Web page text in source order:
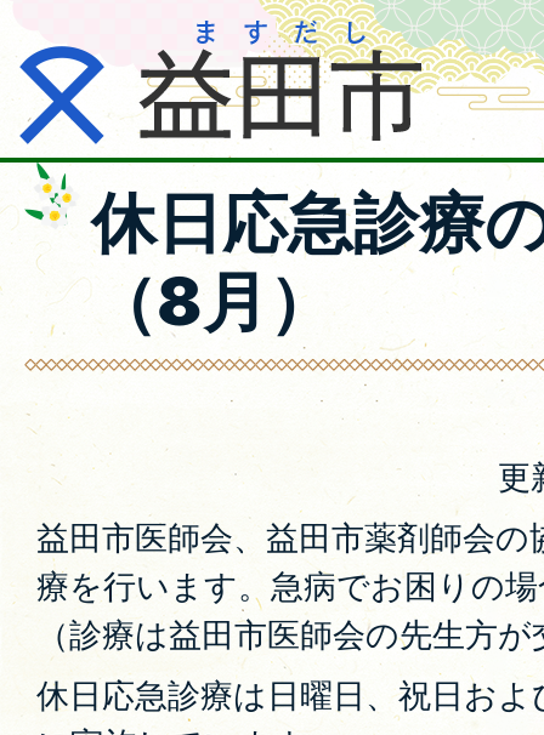
休日応急診療
（8月）
更
益田市医師会、益田市薬剤師会
療を行います。急病でお困りの
（診療は益田市医師会の先生方
休日応急診療は日曜日、祝日お